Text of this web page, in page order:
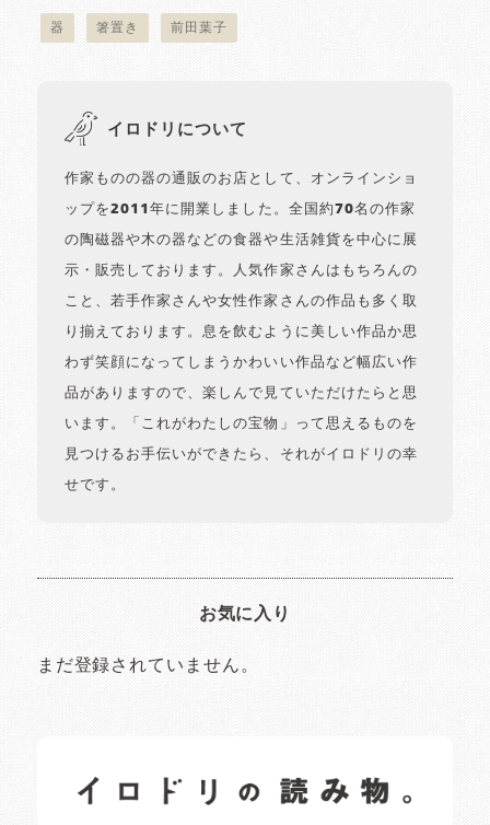
器 箸置き 前田葉子
イロドリについて
作家ものの器の通販のお店として、オンラインショ
ップを2011年に開業しました。全国約70名の作家
の陶磁器や木の器などの食器や生活雑貨を中心に展
示・販売しております。人気作家さんはもちろんの
こと、若手作家さんや女性作家さんの作品も多く取
り揃えております。息を飲むように美しい作品か思
わず笑顔になってしまうかわいい作品など幅広い作
品がありますので、楽しんで見ていただけたらと思
います。「これがわたしの宝物」って思えるものを
見つけるお手伝いができたら、それがイロドリの幸
せです。
お気に入り
まだ登録されていません。
日常の様子など随時更新中です。